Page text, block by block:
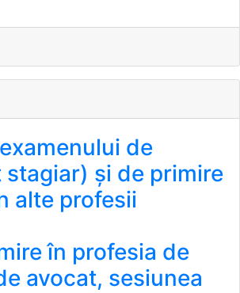
de
și de primire
alte profesii
în profesia de
avocat, sesiunea